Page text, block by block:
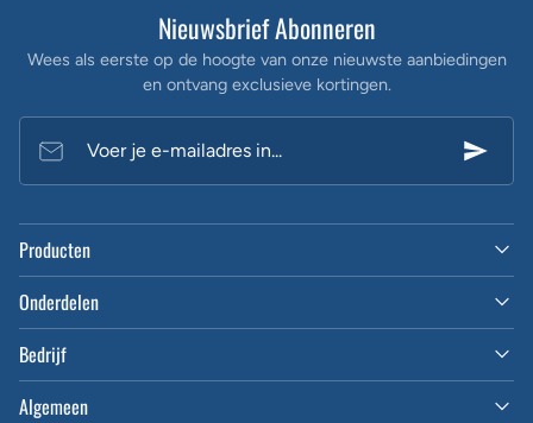
Nieuwsbrief Abonneren
Wees als eerste op de hoogte van onze nieuwste aanbiedingen
en ontvang exclusieve kortingen.
Voer je e-mailadres in...
Producten
Onderdelen
Bedrijf
Algemeen